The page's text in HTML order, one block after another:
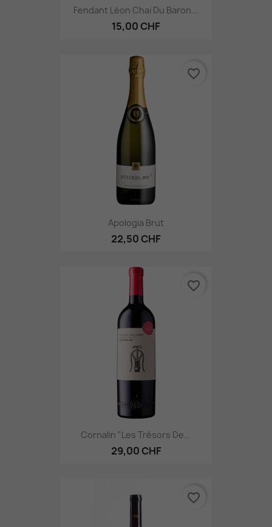
Fendant Léon Chai Du Baron...
15,00 CHF
Apologia Brut
22,50 CHF
favorite_border
Cornalin "Les Trésors De...
29,00 CHF
favorite_border
favorite_border